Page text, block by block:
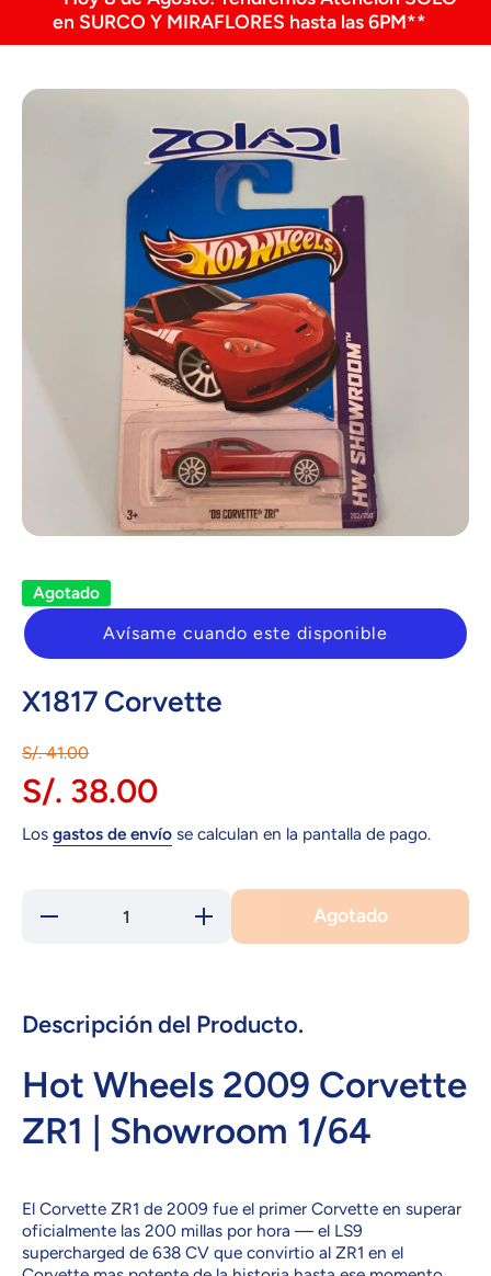
en SURCO Y MIRAFLORES hasta las 6PM**
Ir directamente a la información del producto
Agotado
Avísame cuando este disponible
X1817 Corvette
S/. 41.00
S/. 38.00
Los gastos de envío se calculan en la pantalla de pago.
Reducir
Aumentar
cantidad
para
Agotado
Descripción del Producto.
Hot Wheels 2009 Corvette
ZR1 | Showroom 1/64
El Corvette ZR1 de 2009 fue el primer Corvette en superar
oficialmente las 200 millas por hora — el LS9
supercharged de 638 CV que convirtio al ZR1 en el